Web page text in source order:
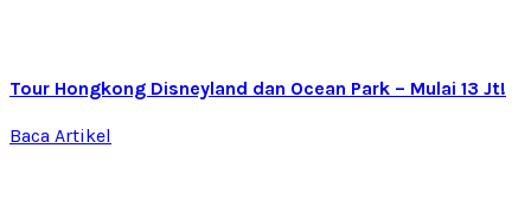
Tour Hongkong Disneyland dan Ocean Park – Mulai 13 Jt!
Baca Artikel